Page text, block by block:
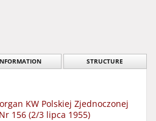
STRUCTURE
KW Polskiej Zjednoczonej
156 (2/3 lipca 1955)